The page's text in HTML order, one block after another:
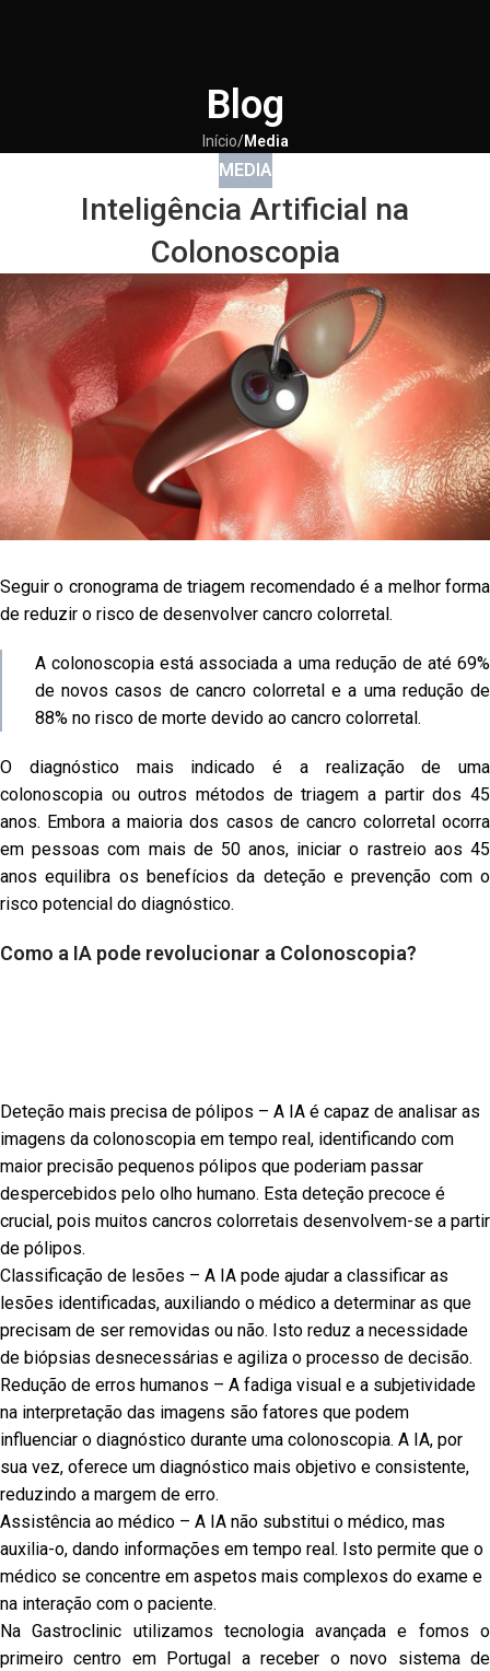
Blog
Início/Media
MEDIA
Inteligência Artificial na
Colonoscopia
Seguir o cronograma de triagem recomendado é a melhor forma
de reduzir o risco de desenvolver cancro colorretal.
A colonoscopia está associada a uma redução de até 69%
de novos casos de cancro colorretal e a uma redução de
88% no risco de morte devido ao cancro colorretal.
O diagnóstico mais indicado é a realização de uma
colonoscopia ou outros métodos de triagem a partir dos 45
anos. Embora a maioria dos casos de cancro colorretal ocorra
em pessoas com mais de 50 anos, iniciar o rastreio aos 45
anos equilibra os benefícios da deteção e prevenção com o
risco potencial do diagnóstico.
Como a IA pode revolucionar a Colonoscopia?
Deteção mais precisa de pólipos – A IA é capaz de analisar as
imagens da colonoscopia em tempo real, identificando com
maior precisão pequenos pólipos que poderiam passar
despercebidos pelo olho humano. Esta deteção precoce é
crucial, pois muitos cancros colorretais desenvolvem-se a partir
de pólipos.
Classificação de lesões – A IA pode ajudar a classificar as
lesões identificadas, auxiliando o médico a determinar as que
precisam de ser removidas ou não. Isto reduz a necessidade
de biópsias desnecessárias e agiliza o processo de decisão.
Redução de erros humanos – A fadiga visual e a subjetividade
na interpretação das imagens são fatores que podem
influenciar o diagnóstico durante uma colonoscopia. A IA, por
sua vez, oferece um diagnóstico mais objetivo e consistente,
reduzindo a margem de erro.
Assistência ao médico – A IA não substitui o médico, mas
auxilia-o, dando informações em tempo real. Isto permite que o
médico se concentre em aspetos mais complexos do exame e
na interação com o paciente.
Na Gastroclinic utilizamos tecnologia avançada e fomos o
primeiro centro em Portugal a receber o novo sistema de